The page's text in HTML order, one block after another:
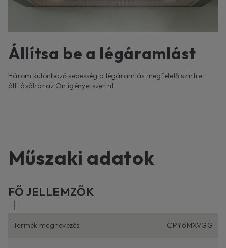
Állítsa be a légáramlást
Három különböző sebesség a légáramlás megfelelő szintre
állításához az Ön igényei szerint.
Műszaki adatok
FŐ JELLEMZŐK
Termék megnevezés CPY6MXVGG